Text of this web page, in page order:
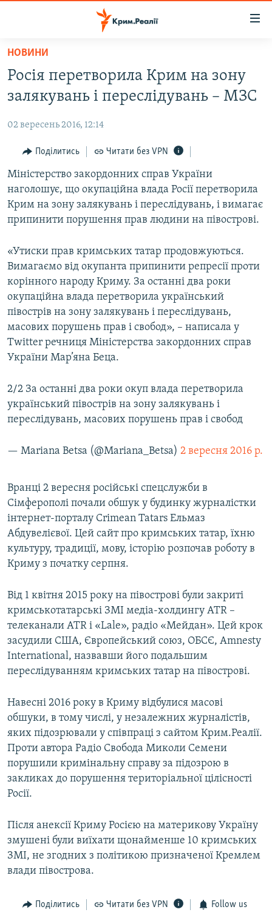
Перейти
основного
матеріалу
до
навігації
Перейти
до
пошуку
ВОДА.КРИМ
ВІДЕО ТА ФОТО
ПОЛІТИКА
БЛОГИ
ПОГЛЯД
ІНТЕРВ'Ю
ВСЕ ЗА ДЕНЬ
ВІДЕОУРОКИ «ELIFBE»
УКРАЇНСЬКА ПРОБЛЕМА КРИМУ
ІНФОГРАФІКА
ЯК ОБІЙТИ БЛОКУВАННЯ
Русский
Qırımtatar
ДОЛУЧАЙСЯ!
Усі сайти RFE/RL
НОВИНИ
Росія перетворила Крим на зону
залякувань і переслідувань – МЗС
02 вересень 2016, 12:14
Поділитись Читати без VPN
Міністерство закордонних справ України
наголошує, що окупаційна влада Росії перетворила
Крим на зону залякувань і переслідувань, і вимагає
припинити порушення прав людини на півострові.
«Утиски прав кримських татар продовжуються.
Вимагаємо від окупанта припинити репресії проти
корінного народу Криму. За останні два роки
окупаційна влада перетворила український
півострів на зону залякувань і переслідувань,
масових порушень прав і свобод», – написала у
Twitter речниця Міністерства закордонних справ
України Мар’яна Беца.
2/2 За останні два роки окуп влада перетворила
український півострів на зону залякувань і
переслідувань, масових порушень прав і свобод
— Mariana Betsa (@Mariana_Betsa) 2 вересня 2016 р.
Вранці 2 вересня російські спецслужби в
Сімферополі почали обшук у будинку журналістки
інтернет-порталу Crimean Tatars Ельмаз
Абдувелієвої. Цей сайт про кримських татар, їхню
культуру, традиції, мову, історію розпочав роботу в
Криму з початку серпня.
Від 1 квітня 2015 року на півострові були закриті
кримськотатарські ЗМІ медіа-холдингу ATR –
телеканали ATR і «Lale», радіо «Мейдан». Цей крок
засудили США, Європейський союз, ОБСЄ, Amnesty
International, назвавши його подальшим
переслідуванням кримських татар на півострові.
Навесні 2016 року в Криму відбулися масові
обшуки, в тому числі, у незалежних журналістів,
яких підозрювали у співпраці з сайтом Крим.Реалії.
Проти автора Радіо Свобода Миколи Семени
порушили кримінальну справу за підозрою в
закликах до порушення територіальної цілісності
Росії.
Після анексії Криму Росією на материкову Україну
змушені були виїхати щонайменше 10 кримських
ЗМІ, не згодних з політикою призначеної Кремлем
влади півострова.
Поділитись Читати без VPN Follow us